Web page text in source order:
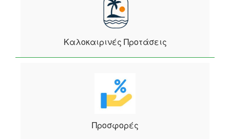
Καλοκαιρινές Προτάσεις
Προσφορές